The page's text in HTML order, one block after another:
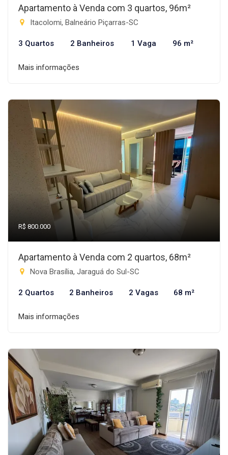
Apartamento à Venda com 3 quartos, 96m²
Itacolomi, Balneário Piçarras-SC
3 Quartos 2 Banheiros 1 Vaga 96 m²
Mais informações
R$ 800.000
Apartamento à Venda com 2 quartos, 68m²
Nova Brasília, Jaraguá do Sul-SC
2 Quartos 2 Banheiros 2 Vagas 68 m²
Mais informações